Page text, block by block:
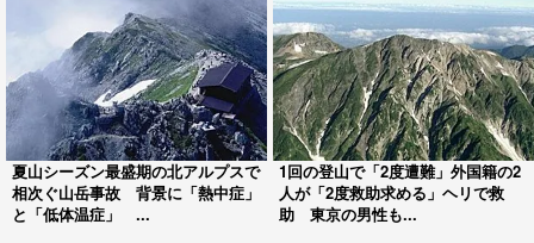
夏山シーズン最盛期の北アルプスで
相次ぐ山岳事故 背景に「熱中症」
と「低体温症」 ...
1回の登山で「2度遭難」外国籍の2
人が「2度救助求める」ヘリで救
助 東京の男性も...